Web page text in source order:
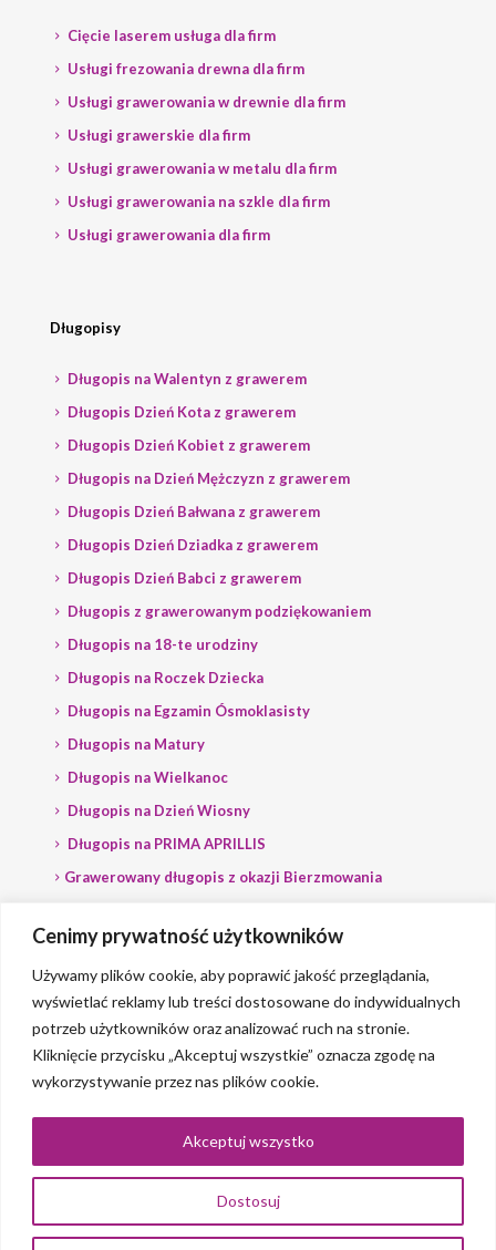
Cenimy prywatność użytkowników
Używamy plików cookie, aby poprawić jakość przeglądania,
wyświetlać reklamy lub treści dostosowane do indywidualnych
potrzeb użytkowników oraz analizować ruch na stronie.
Kliknięcie przycisku „Akceptuj wszystkie” oznacza zgodę na
wykorzystywanie przez nas plików cookie.
Dostosuj
Akceptuj wszystko
Cięcie laserem usługa dla firm
Usługi frezowania drewna dla firm
Usługi grawerowania w drewnie dla firm
Usługi grawerskie dla firm
Usługi grawerowania w metalu dla firm
Usługi grawerowania na szkle dla firm
Usługi grawerowania dla firm
Długopisy
Długopis na Walentyn z grawerem
Długopis Dzień Kota z grawerem
Długopis Dzień Kobiet z grawerem
Długopis na Dzień Mężczyzn z grawerem
Długopis Dzień Bałwana z grawerem
Długopis Dzień Dziadka z grawerem
Długopis Dzień Babci z grawerem
Długopis z grawerowanym podziękowaniem
Długopis na 18-te urodziny
Długopis na Roczek Dziecka
Długopis na Egzamin Ósmoklasisty
Długopis na Matury
Długopis na Wielkanoc
Długopis na Dzień Wiosny
Długopis na PRIMA APRILLIS
Grawerowany długopis z okazji Bierzmowania
Grawerowany długopis dla Polityka
© 2023 Grawerlik |2QBS